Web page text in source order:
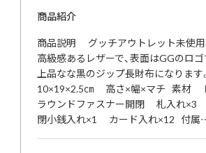
商品紹介
商品説明 グッチアウトレット未使用
高級感あるレザーで、表面はGGのロ
上品なな黒のジップ長財布になりま
10×19×2.5㎝ 高さ×幅×マチ 素材
ラウンドファスナー開閉 札入れ×3
閉小銭入れ×1 カード入れ×12 付属